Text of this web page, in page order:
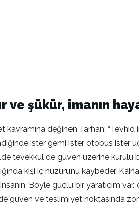
ve şükür, imanın
kavramına değinen Tarhan;
ister gemi ister otobüs ister
tevekkül de güven üzerine
kişi iç huzurunu kaybeder.
‘Böyle güçlü bir yaratıcım
güven ve teslimiyet noktasında